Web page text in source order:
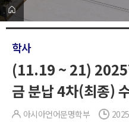
학사
(11.19 ~ 21) 2025
금 분납 4차(최종)
아시아언어문명학부